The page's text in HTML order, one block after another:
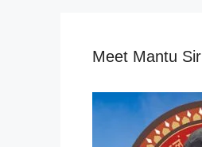
Meet Mantu Sir